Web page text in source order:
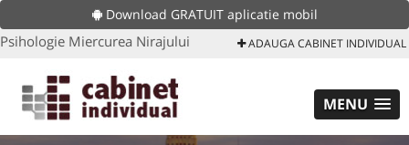
Download GRATUIT aplicatie mobil
Psihologie Miercurea Nirajului ADAUGA CABINET INDIVIDUAL
MENU